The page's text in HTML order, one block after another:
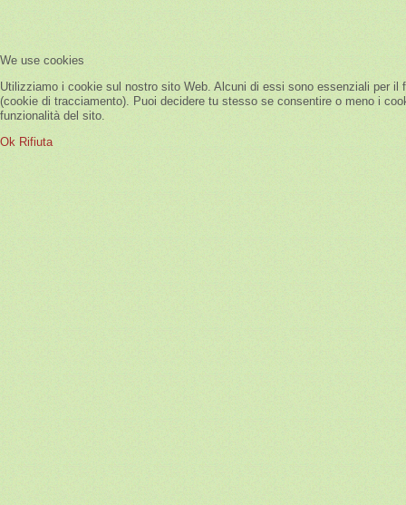
We use cookies
Utilizziamo i cookie sul nostro sito Web. Alcuni di essi sono essenziali per
(cookie di tracciamento). Puoi decidere tu stesso se consentire o meno i
funzionalità del sito.
Ok Rifiuta